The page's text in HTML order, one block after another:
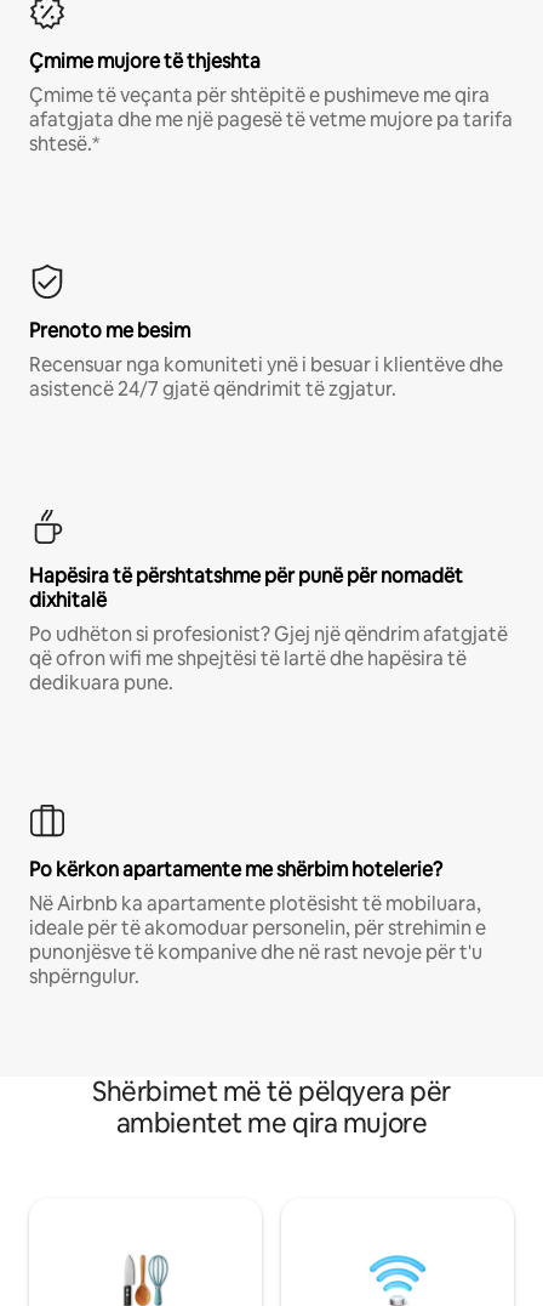
Çmime mujore të thjeshta
Çmime të veçanta për shtëpitë e pushimeve me qira
afatgjata dhe me një pagesë të vetme mujore pa tarifa
shtesë.*
Prenoto me besim
Recensuar nga komuniteti ynë i besuar i klientëve dhe
asistencë 24/7 gjatë qëndrimit të zgjatur.
Hapësira të përshtatshme për punë për nomadët
dixhitalë
Po udhëton si profesionist? Gjej një qëndrim afatgjatë
që ofron wifi me shpejtësi të lartë dhe hapësira të
dedikuara pune.
Po kërkon apartamente me shërbim hotelerie?
Në Airbnb ka apartamente plotësisht të mobiluara,
ideale për të akomoduar personelin, për strehimin e
punonjësve të kompanive dhe në rast nevoje për t'u
shpërngulur.
Shërbimet më të pëlqyera për
ambientet me qira mujore